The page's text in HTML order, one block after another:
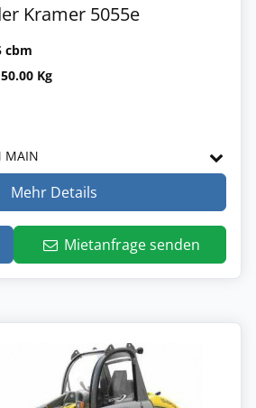
Kramer 5055e
cbm
Kg
MAIN
Mehr Details
Mietanfrage senden